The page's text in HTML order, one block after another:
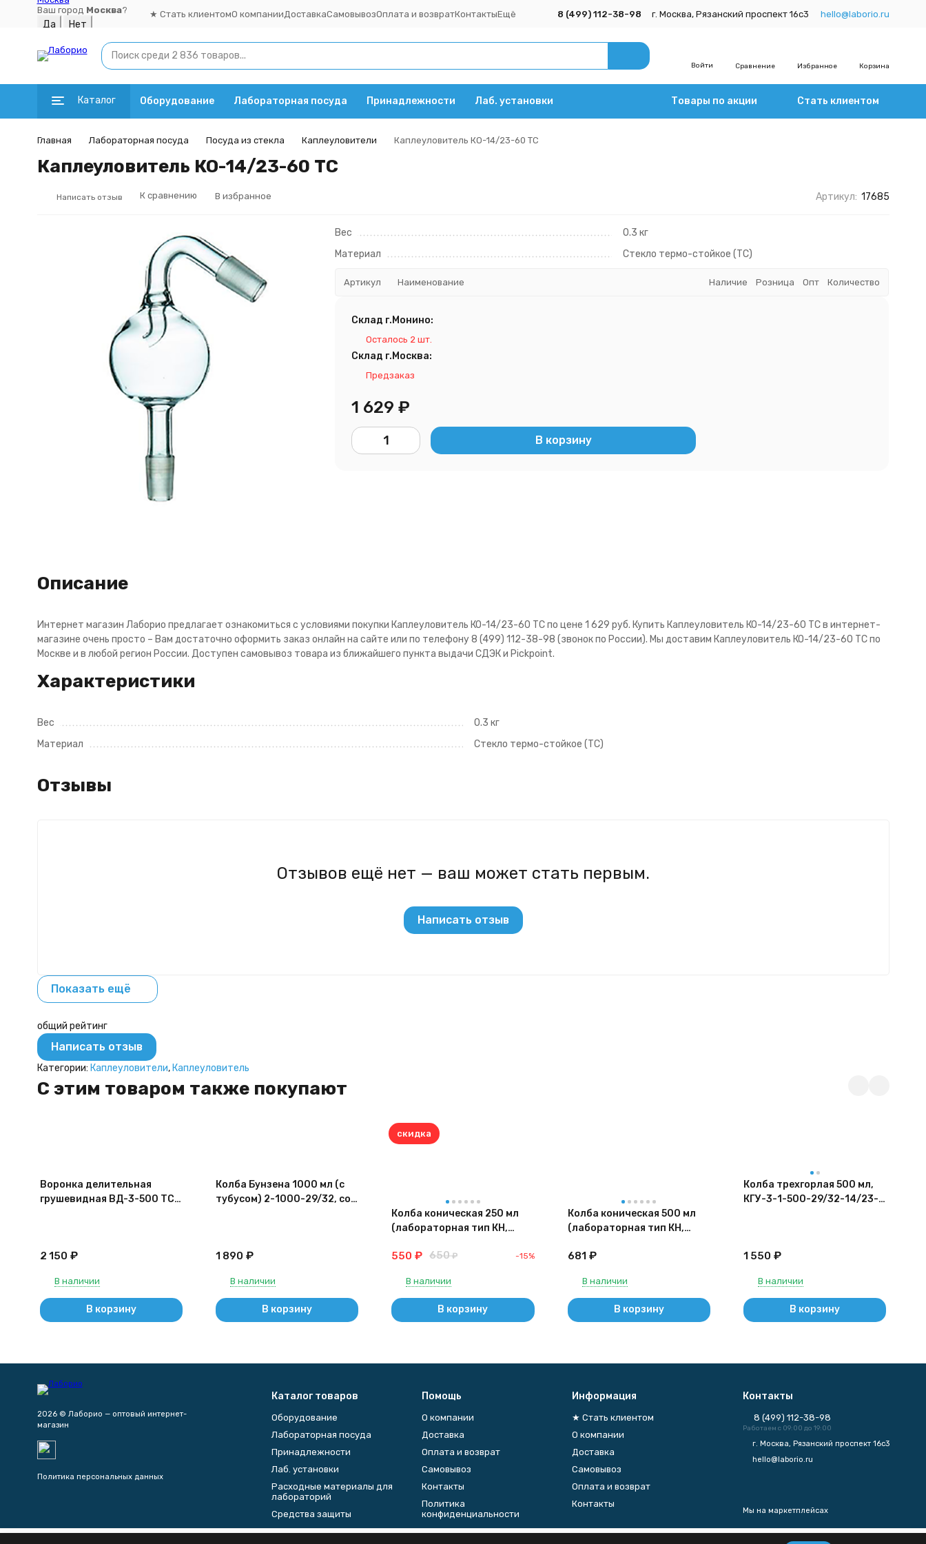
Ваш город Москва? ★ Стать клиентомО компании ДоставкаСамовывозОплата и возвратКонтактыЕщё 8 (499) 112-38-98 г. Москва, Рязанский проспект 16с3 hello@laborio.ru
Войти Сравнение Избранное Корзина
Каталог Оборудование Лабораторная посуда Принадлежности Лаб. установки Товары по акции Стать клиентом
Главная Лабораторная посуда Посуда из стекла Каплеуловители Каплеуловитель КО-14/23-60 ТС
Каплеуловитель КО-14/23-60 ТС
Написать отзыв К сравнению В избранное Артикул: 17685
Вес
0.3 кг
Материал
Стекло термо-стойкое (ТС)
Артикул Наименование Наличие Розница Опт Количество
Склад г.Монино:
Осталось 2 шт.
Склад г.Москва:
Предзаказ
1 629₽
В корзину
Описание
Интернет магазин Лаборио предлагает ознакомиться с условиями покупки Каплеуловитель КО-14/23-60 ТС по цене 1 629 руб. Купить Каплеуловитель КО-14/23-60 ТС в интернет-
магазине очень просто – Вам достаточно оформить заказ онлайн на сайте или по телефону 8 (499) 112-38-98 (звонок по России). Мы доставим Каплеуловитель КО-14/23-60 ТС по
Москве и в любой регион России. Доступен самовывоз товара из ближайшего пункта выдачи СДЭК и Pickpoint.
Характеристики
Вес
0.3 кг
Материал
Стекло термо-стойкое (ТС)
Отзывы
Отзывов ещё нет — ваш может стать первым.
Написать отзыв
Показать ещё
общий рейтинг
Написать отзыв
Категории: Каплеуловители, Каплеуловитель
C этим товаром также покупают
Воронка делительная
грушевидная ВД-3-500 ТС,
2 150 ₽
В наличии
В корзину
Колба Бунзена 1000 мл (с
тубусом) 2-1000-29/32, со
1 890 ₽
В наличии
В корзину
скидка
Колба коническая 250 мл
(лабораторная тип КН,
термостойкая) КН-1-250-
550 ₽ 650 ₽ -15%
В наличии
В корзину
Колба коническая 500 мл
(лабораторная тип КН,
термостойкая) КН-1-500-
681 ₽
В наличии
В корзину
Колба трехгорлая 500 мл,
КГУ-3-1-500-29/32-14/23-
1 550 ₽
В наличии
В корзину
2026 © Лаборио — оптовый интернет-
магазин
Политика персональных данных
Каталог товаров
Оборудование
Лабораторная посуда
Принадлежности
Лаб. установки
Расходные материалы для
лабораторий
Средства защиты
Помощь
О компании
Доставка
Оплата и возврат
Самовывоз
Контакты
Политика
конфиденциальности
Информация
★ Стать клиентом
О компании
Доставка
Самовывоз
Оплата и возврат
Контакты
Контакты
8 (499) 112-38-98
Работаем с 09:00 до 19:00
г. Москва, Рязанский проспект 16с3
hello@laborio.ru
Мы на маркетплейсах